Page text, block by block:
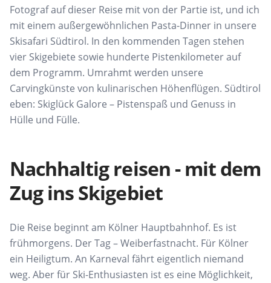
Fotograf auf dieser Reise mit von der Partie ist, und ich
mit einem außergewöhnlichen Pasta-Dinner in unsere
Skisafari Südtirol. In den kommenden Tagen stehen
vier Skigebiete sowie hunderte Pistenkilometer auf
dem Programm. Umrahmt werden unsere
Carvingkünste von kulinarischen Höhenflügen. Südtirol
eben: Skiglück Galore – Pistenspaß und Genuss in
Hülle und Fülle.
Nachhaltig reisen - mit dem
Zug ins Skigebiet
Die Reise beginnt am Kölner Hauptbahnhof. Es ist
frühmorgens. Der Tag – Weiberfastnacht. Für Kölner
ein Heiligtum. An Karneval fährt eigentlich niemand
weg. Aber für Ski-Enthusiasten ist es eine Möglichkeit,